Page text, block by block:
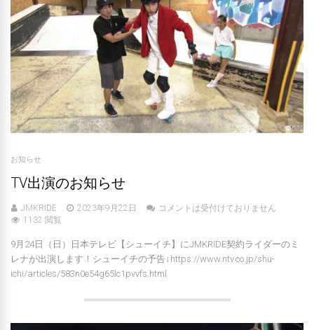
お知らせ
TV出演のお知らせ
JMKRIDE 2023年9月22日
コメントは受付けておりません
1132 閲覧
9月24日（日）日本テレビ【シューイチ】にJMKRIDE契約ライダーのミ
レナが出演します！シューイチの予告↓https://www.ntv.co.jp/shu-
ichi/articles/583n0e54g65lc1pvvfs.html